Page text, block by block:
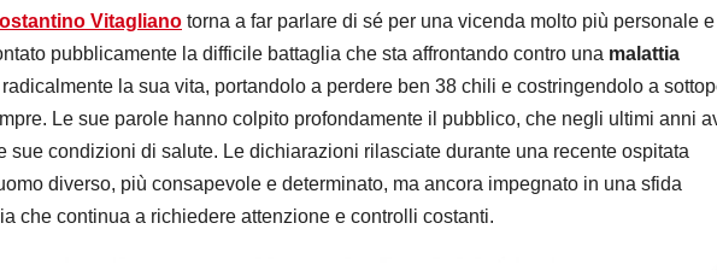
Vitagliano torna a far parlare di sé per una vicenda molto più personale e
pubblicamente la difficile battaglia che sta affrontando contro una malattia
la sua vita, portandolo a perdere ben 38 chili e costringendolo a
Le sue parole hanno colpito profondamente il pubblico, che negli ultimi anni
sue condizioni di salute. Le dichiarazioni rilasciate durante una recente ospitata
diverso, più consapevole e determinato, ma ancora impegnato in una sfida
che continua a richiedere attenzione e controlli costanti.